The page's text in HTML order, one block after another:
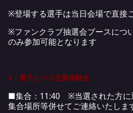
※登場する選手は当日会場で直接
※ファンクラブ抽選会ブースにつ
のみ参加可能となります
3：選手とパス交換体験会
■集合：11:40 ※当選された方に
集合場所等併せてご連絡いたしま